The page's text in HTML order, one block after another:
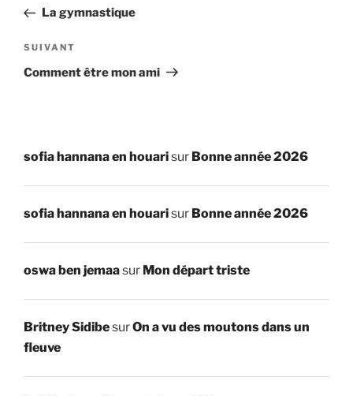
l’article
précédent
La gymnastique
Article
suivant
SUIVANT
Comment être mon ami
sofia hannana en houarisur Bonne année 2026
sofia hannana en houarisur Bonne année 2026
oswa ben jemaasur Mon départ triste
Britney SidibesurOn a vu des moutons dans un
fleuve